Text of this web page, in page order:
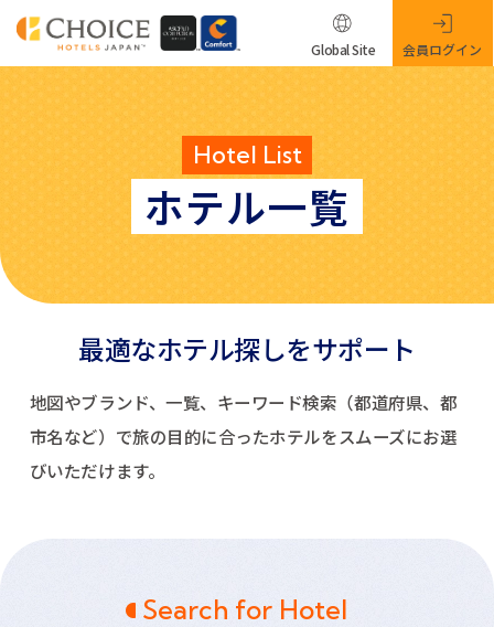
Hotel List
ホテル一覧
最適なホテル探しをサポート
地図やブランド、一覧、キーワード検索（都道府県、都
市名など）で旅の目的に合ったホテルをスムーズにお選
びいただけます。
Global Site 会員ログイン
Search for Hotel